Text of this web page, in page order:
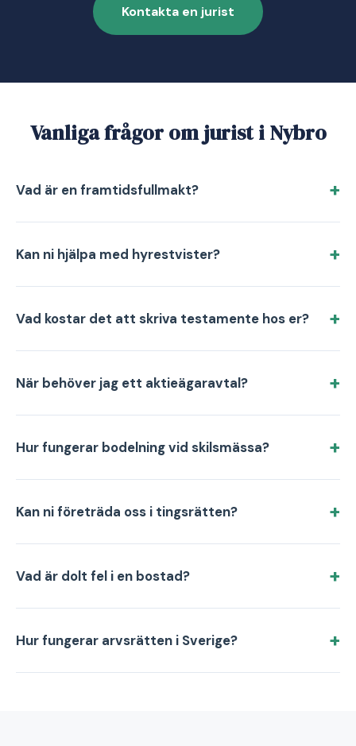
Kontakta en jurist
Vanliga frågor om jurist i Nybro
Vad är en framtidsfullmakt?
Kan ni hjälpa med hyrestvister?
Vad kostar det att skriva testamente hos er?
När behöver jag ett aktieägaravtal?
Hur fungerar bodelning vid skilsmässa?
Kan ni företräda oss i tingsrätten?
Vad är dolt fel i en bostad?
Hur fungerar arvsrätten i Sverige?